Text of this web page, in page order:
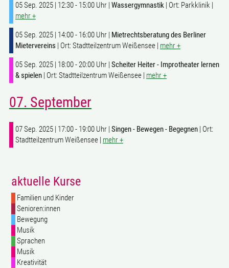
05 Sep. 2025 | 12:30 - 15:00 Uhr | Wassergymnastik | Ort: Parkklinik |
mehr +
05 Sep. 2025 | 14:00 - 16:00 Uhr | Mietrechtsberatung des Berliner
Mietervereins | Ort: Stadtteilzentrum Weißensee | mehr +
05 Sep. 2025 | 18:00 - 20:00 Uhr | Scheiter Heiter - Improtheater lernen
& spielen | Ort: Stadtteilzentrum Weißensee | mehr +
07. September
07 Sep. 2025 | 17:00 - 19:00 Uhr | Singen - Bewegen - Begegnen | Ort:
Stadtteilzentrum Weißensee | mehr +
aktuelle Kurse
Familien und Kinder
Senioren:innen
Bewegung
Musik
Sprachen
Musik
Kreativität